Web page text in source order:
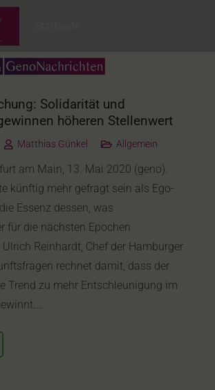
Solidarität und
höheren Stellenwert
Matthias Günkel Allgemein
am Main, 13. Mai 2020 (geno).
künftig mehr gefragt sein als Ego-
Essenz dessen, was
für die nächsten Epochen
Reinhardt, Chef der Hamburger
rechnet damit, dass der
Trend zu mehr Entschleunigung im